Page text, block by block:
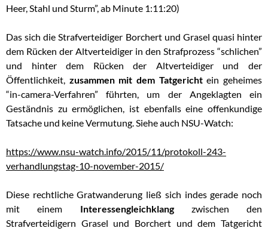
Heer, Stahl und Sturm”, ab Minute 1:11:20)
Das sich die Strafverteidiger Borchert und Grasel quasi hinter
dem Rücken der Altverteidiger in den Strafprozess “schlichen”
und hinter dem Rücken der Altverteidiger und der
Öffentlichkeit, zusammen mit dem Tatgerichtein geheimes
“in-camera-Verfahren” führten, um der Angeklagten ein
Geständnis zu ermöglichen, ist ebenfalls eine offenkundige
Tatsache und keine Vermutung. Siehe auch NSU-Watch:
https://www.nsu-watch.info/2015/11/protokoll-243-
verhandlungstag-10-november-2015/
Diese rechtliche Gratwanderung ließ sich indes gerade noch
mit einem Interessengleichklangzwischen den
Strafverteidigern Grasel und Borchert und dem Tatgericht